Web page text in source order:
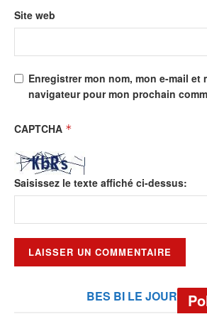
Site web
Enregistrer mon nom, mon e-mail et
navigateur pour mon prochain
CAPTCHA *
Saisissez le texte affiché ci-dessus:
BES BI LE JOUR